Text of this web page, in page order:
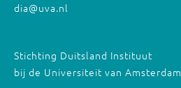
dia@uva.nl
Stichting Duitsland Instituut
bij de Universiteit van Amsterdam